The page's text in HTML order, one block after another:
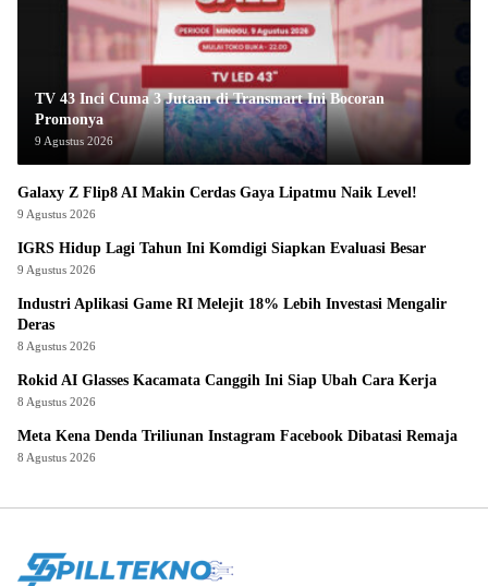
TV 43 Inci Cuma 3 Jutaan di Transmart Ini Bocoran
Promonya
9 Agustus 2026
Galaxy Z Flip8 AI Makin Cerdas Gaya Lipatmu Naik Level!
9 Agustus 2026
IGRS Hidup Lagi Tahun Ini Komdigi Siapkan Evaluasi Besar
9 Agustus 2026
Industri Aplikasi Game RI Melejit 18% Lebih Investasi Mengalir
Deras
8 Agustus 2026
Rokid AI Glasses Kacamata Canggih Ini Siap Ubah Cara Kerja
8 Agustus 2026
Meta Kena Denda Triliunan Instagram Facebook Dibatasi Remaja
8 Agustus 2026